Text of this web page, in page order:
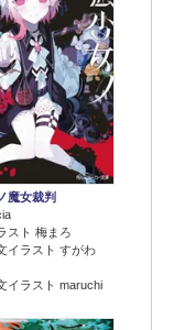
魔女裁判
スト 梅まろ
イラスト すがわ
イラスト maruchi